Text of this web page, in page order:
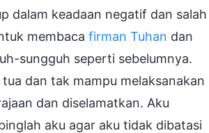
dalam keadaan negatif dan salah
membaca firman Tuhan dan
sungguh seperti sebelumnya.
dan tak mampu melaksanakan
dan diselamatkan. Aku
aku agar aku tidak dibatasi